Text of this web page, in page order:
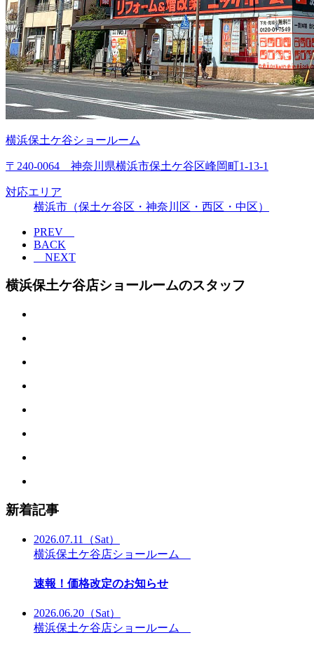
横浜保土ケ谷ショールーム
〒240-0064 神奈川県横浜市保土ケ谷区峰岡町1-13-1
対応エリア
横浜市（保土ケ谷区・神奈川区・西区・中区）
PREV
BACK
NEXT
横浜保土ケ谷店ショールームのスタッフ
新着記事
2026.07.11
（Sat）
横浜保土ケ谷店ショールーム
速報！価格改定のお知らせ
2026.06.20 （Sat）
横浜保土ケ谷店ショールーム